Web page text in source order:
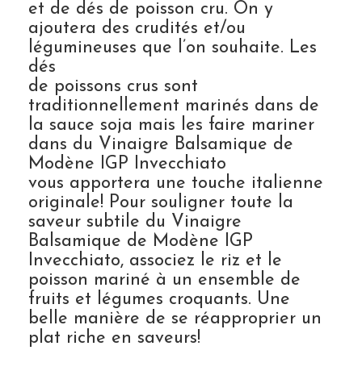
et de dés de poisson cru. On y
ajoutera des crudités et/ou
légumineuses que l’on souhaite. Les
dés
de poissons crus sont
traditionnellement marinés dans de
la sauce soja mais les faire mariner
dans du Vinaigre Balsamique de
Modène IGP Invecchiato
vous apportera une touche italienne
originale! Pour souligner toute la
saveur subtile du Vinaigre
Balsamique de Modène IGP
Invecchiato, associez le riz et le
poisson mariné à un ensemble de
fruits et légumes croquants. Une
belle manière de se réapproprier un
plat riche en saveurs!